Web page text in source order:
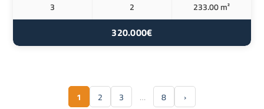
3
2 233.00 m²
320.000€
1 2 3 … 8 ›